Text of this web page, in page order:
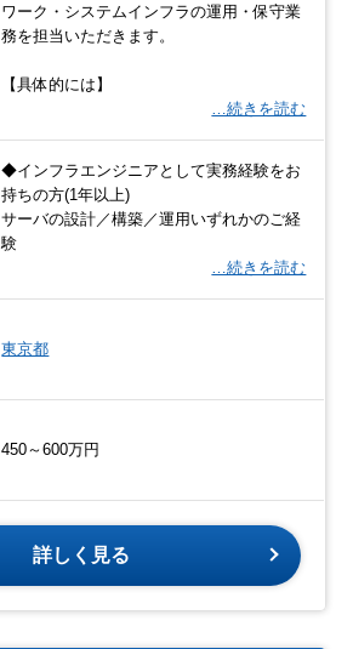
ワーク・システムインフラの運用・保守業
務を担当いただきます。
【具体的には】
…続きを読む
◆インフラエンジニアとして実務経験をお
持ちの方(1年以上)
サーバの設計／構築／運用いずれかのご経
験
…続きを読む
東京都
450～600万円
詳しく見る